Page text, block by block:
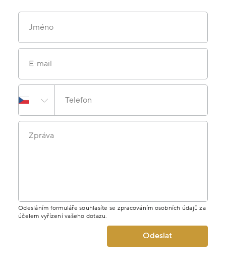
Jméno
E-mail
Telefon
Zpráva
Odesláním formuláře souhlasíte se zpracováním osobních údajů za
účelem vyřízení vašeho dotazu.
Odeslat